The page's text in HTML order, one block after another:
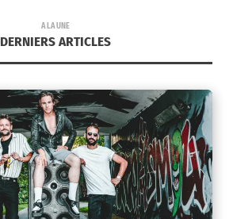
A LA UNE
DERNIERS ARTICLES